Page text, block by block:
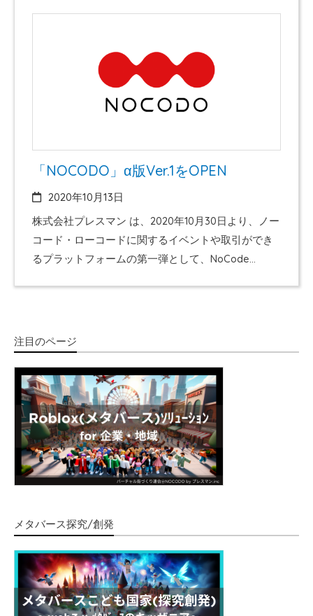
「NOCODO」α版Ver.1をOPEN
2020年10月13日
株式会社プレスマン は、2020年10月30日より、ノー
コード・ローコードに関するイベントや取引ができ
るプラットフォームの第一弾として、NoCode
ム機能やマッチング機能など、自由に取引ができる
ようになる「β版」をリリースしていく予定です。
順次、本サイトにてお知らせさせていただきます。
引き続きどうぞ、よろしくお願いいたします。
注目のページ
メタバース探究/創発